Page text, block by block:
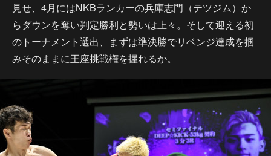
見せ、4月にはNKBランカーの兵庫志門（テツジム）か
らダウンを奪い判定勝利と勢いは上々。そして迎える初
のトーナメント選出、まずは準決勝でリベンジ達成を掴
みそのままに王座挑戦権を握れるか。